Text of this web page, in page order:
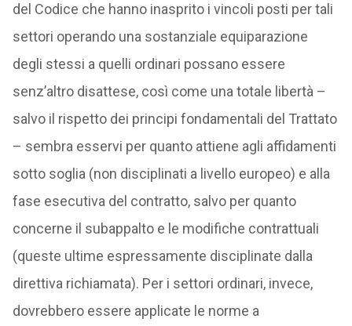
del Codice che hanno inasprito i vincoli posti per tali
settori operando una sostanziale equiparazione
degli stessi a quelli ordinari possano essere
senz’altro disattese, così come una totale libertà –
salvo il rispetto dei principi fondamentali del Trattato
– sembra esservi per quanto attiene agli affidamenti
sotto soglia (non disciplinati a livello europeo) e alla
fase esecutiva del contratto, salvo per quanto
concerne il subappalto e le modifiche contrattuali
(queste ultime espressamente disciplinate dalla
direttiva richiamata). Per i settori ordinari, invece,
dovrebbero essere applicate le norme a